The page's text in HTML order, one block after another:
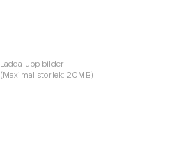
Ladda upp bilder
(Maximal storlek: 20MB)